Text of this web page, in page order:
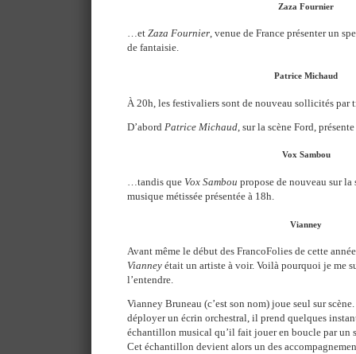
Zaza Fournier
…et Zaza Fournier, venue de France présenter un
de fantaisie.
Patrice Michaud
À 20h, les festivaliers sont de nouveau sollicités par
D’abord Patrice Michaud , sur la scène Ford,
Vox Sambou
…tandis que Vox Sambou propose de nouveau sur la
musique métissée présentée à 18h.
Vianney
Avant même le début des FrancoFolies de cette
Vianney était un artiste à voir. Voilà pourquoi je me
l’entendre.
Vianney Bruneau (c’est son nom) joue seul sur
déployer un écrin orchestral, il prend quelques
échantillon musical qu’il fait jouer en boucle par un
Cet échantillon devient alors un des